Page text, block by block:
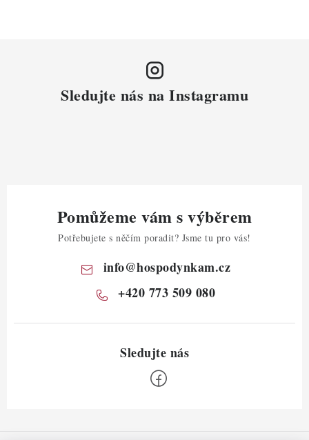
Sledujte nás na Instagramu
Pomůžeme vám s výběrem
Potřebujete s něčím poradit? Jsme tu pro vás!
info@hospodynkam.cz
+420 773 509 080